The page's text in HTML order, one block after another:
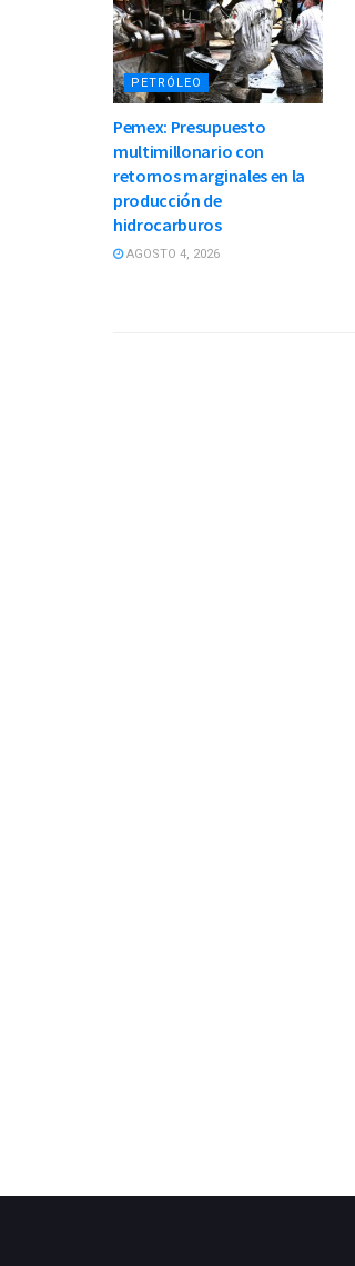
PETRÓLEO
Pemex: Presupuesto
multimillonario con
retornos marginales en la
producción de
hidrocarburos
AGOSTO 4, 2026